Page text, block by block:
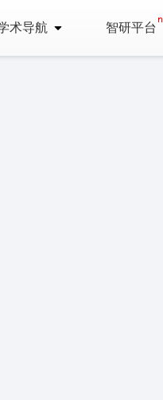
术导航 智研平台